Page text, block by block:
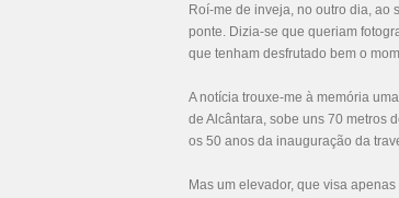
Roí-me de inveja, no outro dia, ao
ponte. Dizia-se que queriam
que tenham desfrutado bem o
A notícia trouxe-me à memória
de Alcântara, sobe uns 70 metros
os 50 anos da inauguração da
Mas um elevador, que visa